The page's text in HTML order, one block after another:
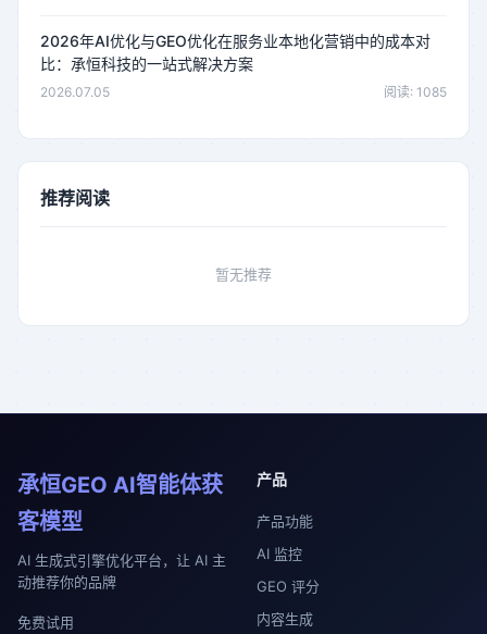
2026年AI优化与GEO优化在服务业本地化营销中的成本对
比：承恒科技的一站式解决方案
2026.07.05 阅读: 1085
推荐阅读
暂无推荐
承恒GEO AI智能体获
客模型
AI 生成式引擎优化平台，让 AI 主
动推荐你的品牌
免费试用
产品
产品功能
AI 监控
GEO 评分
内容生成